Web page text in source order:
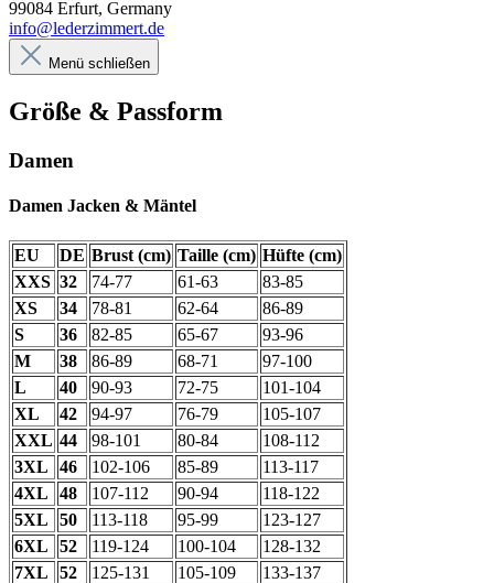
99084 Erfurt, Germany
info@lederzimmert.de
Menü schließen
Größe & Passform
Damen
Damen Jacken & Mäntel
EU DE Brust (cm) Taille (cm) Hüfte (cm)
XXS 32 74-77 61-63
83-85
XS
34 78-81 62-64
86-89
S
36 82-85 65-67
93-96
M
38 86-89 68-71
97-100
L
40 90-93 72-75
101-104
XL
42 94-97 76-79
105-107
XXL 44 98-101 80-84
108-112
3XL
46 102-106 85-89
113-117
4XL
48 107-112 90-94
118-122
5XL
50 113-118 95-99
123-127
6XL
52 119-124 100-104
128-132
7XL
52 125-131 105-109 133-137